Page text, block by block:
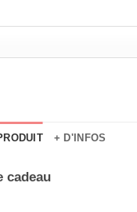
+ D'INFOS
cadeau